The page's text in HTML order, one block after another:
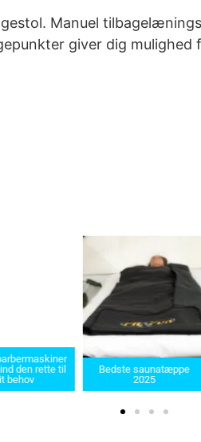
Manuel
giver dig mulighed
til
Bedste saunatæppe
2025